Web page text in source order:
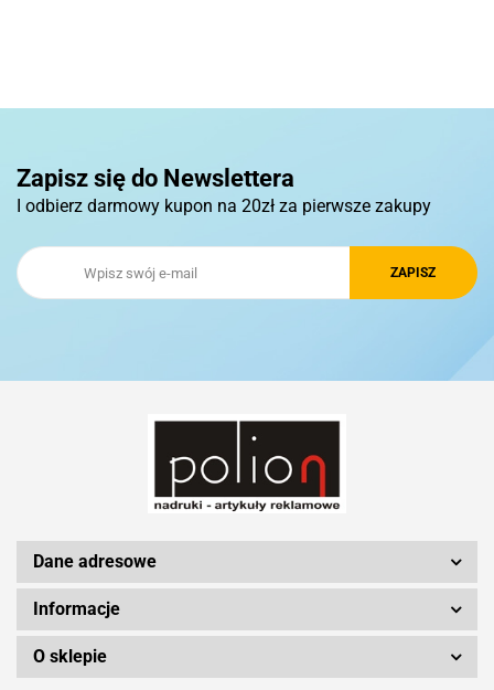
Royal Design
Silicon Power
Zapisz się do Newslettera
I odbierz darmowy kupon na 20zł za pierwsze zakupy
Dane adresowe
Informacje
O sklepie